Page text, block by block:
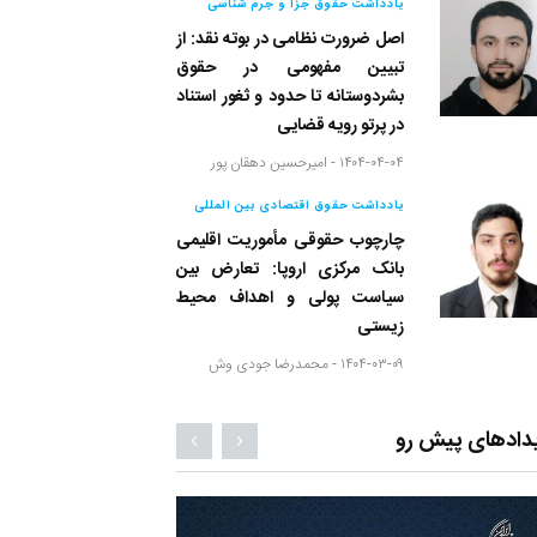
یادداشت حقوق جزا و جرم شناسی
اصل ضرورت نظامی در بوته نقد: از
تبیین مفهومی در حقوق
بشردوستانه تا حدود و ثغور استناد
در پرتو رویه قضایی
۱۴۰۴-۰۴-۰۴ - امیرحسین دهقان پور
یادداشت حقوق اقتصادی بین المللی
چارچوب حقوقی مأموریت اقلیمی
بانک مرکزی اروپا: تعارض بین
سیاست پولی و اهداف محیط
زیستی
۱۴۰۴-۰۳-۰۹ - محمدرضا جودی وش
پیش رو